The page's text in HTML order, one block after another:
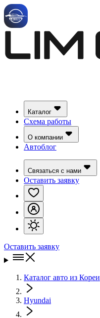
Каталог
Схема работы
О компании
Автоблог
Связаться с нами
Оставить заявку
Оставить заявку
Каталог авто из Кореи
Hyundai